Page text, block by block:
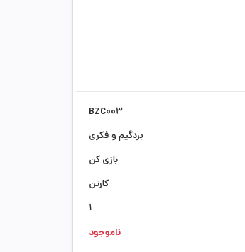
BZC003
بردگیم و فکری
بازی کن
کارتن
1
ناموجود